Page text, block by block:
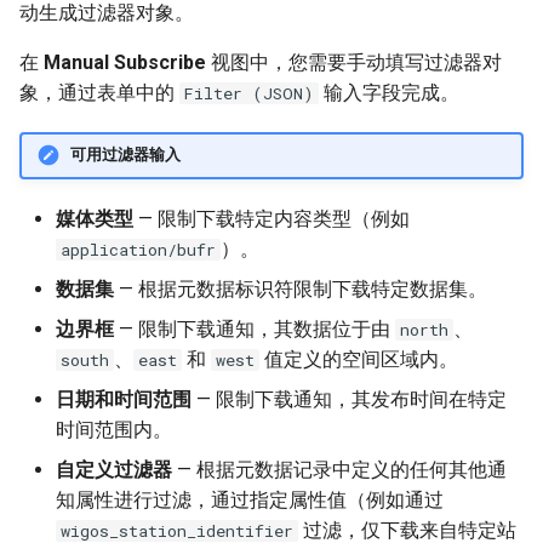
动生成过滤器对象。
在 Manual Subscribe 视图中，您需要手动填写过滤器对
象，通过表单中的 Filter (JSON) 输入字段完成。
可用过滤器输入
媒体类型 — 限制下载特定内容类型（例如
application/bufr ）。
数据集 — 根据元数据标识符限制下载特定数据集。
边界框— 限制下载通知，其数据位于由 north 、
south 、 east 和 west 值定义的空间区域内。
日期和时间范围 — 限制下载通知，其发布时间在特定
时间范围内。
自定义过滤器 — 根据元数据记录中定义的任何其他通
知属性进行过滤，通过指定属性值（例如通过
wigos_station_identifier 过滤，仅下载来自特定站